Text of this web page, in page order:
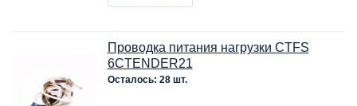
Проводка питания нагрузки CTFS
6CTENDER21
Осталось: 28 шт.